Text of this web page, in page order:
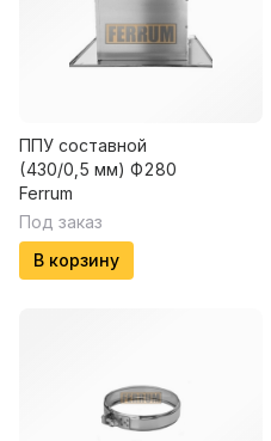
ППУ составной
(430/0,5 мм) Ф280
Ferrum
Под заказ
В корзину